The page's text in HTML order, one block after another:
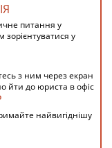
питання у
у
з ним через екран
йти до юриста в офіс
найвигіднішу